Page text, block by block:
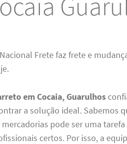
Frete faz frete e
em Cocaia, Guarulhos
a solução ideal. Sabemos
pode ser uma
certos. Por isso, a